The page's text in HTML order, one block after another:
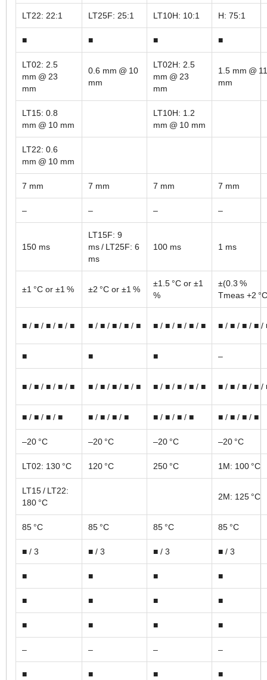
LT22: 22:1 LT25F: 25:1 LT10H: 10:1 H: 75:1
■ ■ ■ ■
LT02: 2.5
mm @ 23
mm
0.6 mm @ 10
mm
LT02H: 2.5
mm @ 23
mm
1.5 mm @
mm
LT15: 0.8
mm @ 10 mm
LT10H: 1.2
mm @ 10 mm
LT22: 0.6
mm @ 10 mm
7 mm 7 mm 7 mm 7 mm
– – – –
150 ms
LT15F: 9
ms / LT25F: 6
ms
100 ms 1 ms
±1 °C or ±1 % ±2 °C or ±1 %
±1.5 °C or ±1
%
±(0.3 %
Tmeas +2
■ / ■ / ■ / ■ / ■ ■ / ■ / ■ / ■ / ■ ■ / ■ / ■ / ■ / ■ ■ / ■ / ■ / ■ /
■ ■ ■ –
■ / ■ / ■ / ■ / ■ ■ / ■ / ■ / ■ / ■ ■ / ■ / ■ / ■ / ■ ■ / ■ / ■ / ■ /
■ / ■ / ■ / ■ ■ / ■ / ■ / ■ ■ / ■ / ■ / ■ ■ / ■ / ■ / ■
–20 °C –20 °C –20 °C –20 °C
LT02: 130 °C 120 °C 250 °C 1M: 100 °C
LT15 / LT22:
180 °C
2M: 125 °C
85 °C 85 °C 85 °C 85 °C
■ / 3 ■ / 3 ■ / 3 ■ / 3
■ ■ ■ ■
■ ■ ■ ■
■ ■ ■ ■
– – – –
■ ■ ■ ■